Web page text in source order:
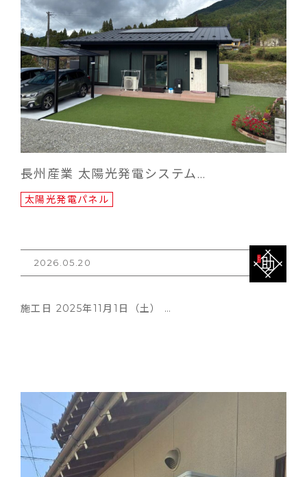
長州産業 太陽光発電システム…
太陽光発電パネル
2026.05.20
施工日 2025年11月1日（土） …